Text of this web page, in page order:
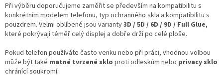
Při výběru doporučujeme zaměřit se především na kompatibilitu s
konkrétním modelem telefonu, typ ochranného skla a kompatibilitu s
pouzdrem. Velmi oblíbené jsou varianty3D / 5D / 6D / 9D / Full Glue,
které pokrývají téměř celý displej a dobře drží po celé ploše.
Pokud telefon používáte často venku nebo při práci, vhodnou volbou
může být také matné tvrzené sklo proti odleskům nebo privacy sklo
chránící soukromí.